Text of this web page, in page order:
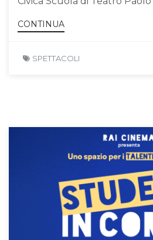
CONTINUA
SPETTACOLI